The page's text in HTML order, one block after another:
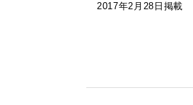
2017年2月28日掲載